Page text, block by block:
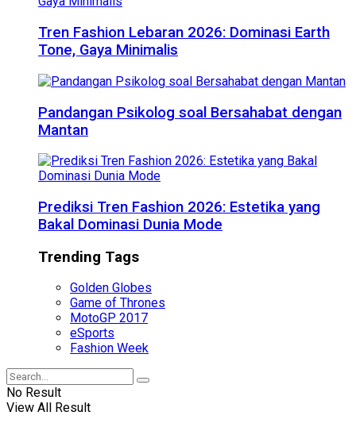
Tren Fashion Lebaran 2026: Dominasi Earth
Tone, Gaya Minimalis
Pandangan Psikolog soal Bersahabat dengan
Mantan
Prediksi Tren Fashion 2026: Estetika yang
Bakal Dominasi Dunia Mode
Trending Tags
Golden Globes
Game of Thrones
MotoGP 2017
eSports
Fashion Week
No Result
View All Result